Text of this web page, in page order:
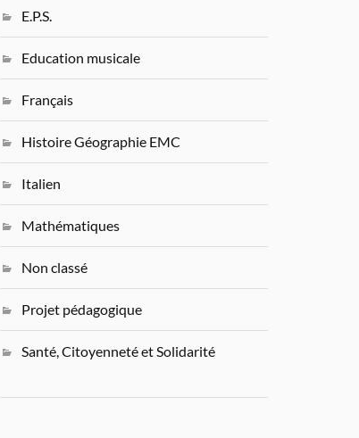
E.P.S.
Education musicale
Français
Histoire Géographie EMC
Italien
Mathématiques
Non classé
Projet pédagogique
Santé, Citoyenneté et Solidarité